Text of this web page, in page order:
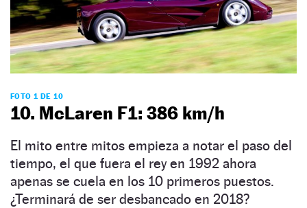
FOTO 1 DE 10
10. McLaren F1: 386 km/h
El mito entre mitos empieza a notar el paso del
tiempo, el que fuera el rey en 1992 ahora
apenas se cuela en los 10 primeros puestos.
¿Terminará de ser desbancado en 2018?